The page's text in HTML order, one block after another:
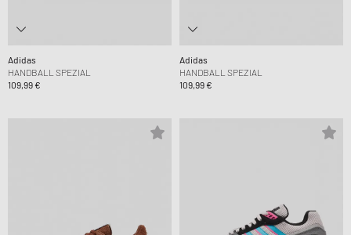
Adidas
HANDBALL SPEZIAL
109,99 €
Adidas
HANDBALL SPEZIAL
109,99 €